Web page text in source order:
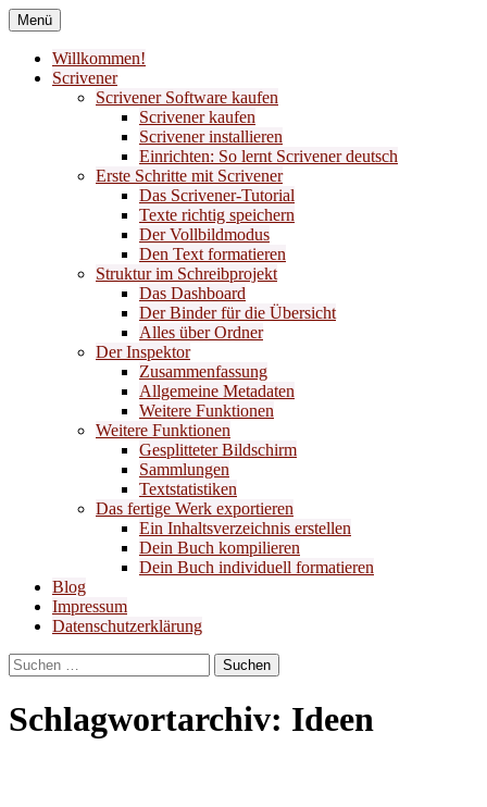
Zum
Inhalt
springen
Liber Laetitia
Buchempfehlungen
Menü
Willkommen!
Scrivener
Scrivener Software kaufen
Scrivener kaufen
Scrivener installieren
Einrichten: So lernt Scrivener deutsch
Erste Schritte mit Scrivener
Das Scrivener-Tutorial
Texte richtig speichern
Der Vollbildmodus
Den Text formatieren
Struktur im Schreibprojekt
Das Dashboard
Der Binder für die Übersicht
Alles über Ordner
Der Inspektor
Zusammenfassung
Allgemeine Metadaten
Weitere Funktionen
Weitere Funktionen
Gesplitteter Bildschirm
Sammlungen
Textstatistiken
Das fertige Werk exportieren
Ein Inhaltsverzeichnis erstellen
Dein Buch kompilieren
Dein Buch individuell formatieren
Blog
Impressum
Datenschutzerklärung
Suchen
nach:
Schlagwortarchiv: Ideen